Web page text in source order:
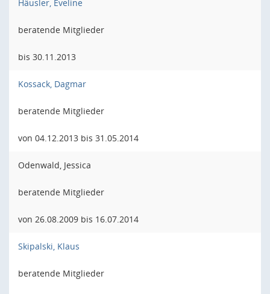
Häusler, Eveline
beratende Mitglieder
bis 30.11.2013
Kossack, Dagmar
beratende Mitglieder
von 04.12.2013 bis 31.05.2014
Odenwald, Jessica
beratende Mitglieder
von 26.08.2009 bis 16.07.2014
Skipalski, Klaus
beratende Mitglieder